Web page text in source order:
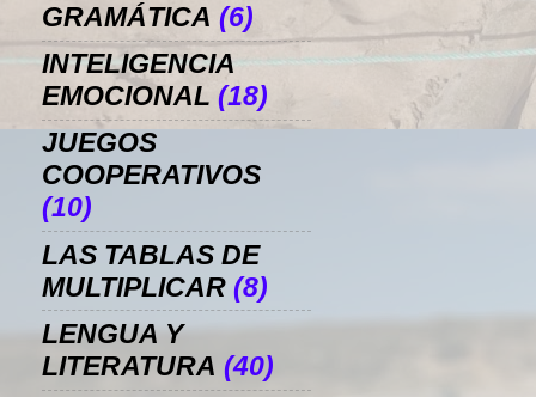
GRAMÁTICA (6)
INTELIGENCIA
EMOCIONAL (18)
JUEGOS
COOPERATIVOS
(10)
LAS TABLAS DE
MULTIPLICAR (8)
LENGUA Y
LITERATURA (40)